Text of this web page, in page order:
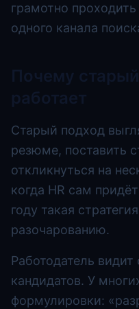
грамотно
одного канала
Почему
работает
Старый подход
резюме, поставить
откликнуться на
когда HR сам
году такая
разочарованию.
Работодатель
кандидатов. У
формулировки: